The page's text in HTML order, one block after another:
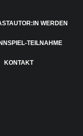
WERDEN
TEILNAHME
KONTAKT